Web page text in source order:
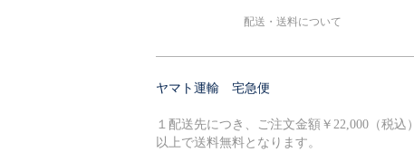
配送・送料について
ヤマト運輸 宅急便
１配送先につき、ご注文金額￥22,000（税込）
以上で送料無料となります。